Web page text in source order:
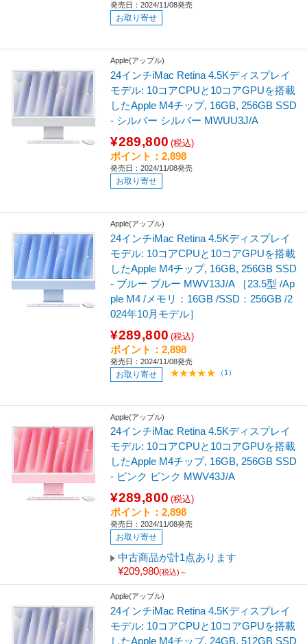
発売日：2024/11/08発売
お取り寄せ
Apple(アップル)
24インチiMac Retina 4.5Kディスプレイ
モデル: 10コアCPUと10コアGPUを搭載
したApple M4チップ, 16GB, 256GB SSD
- シルバー シルバー MWUU3J/A
¥289,800 (税込)
ポイント：2,898
発売日：2024/11/08発売
お取り寄せ
Apple(アップル)
24インチiMac Retina 4.5Kディスプレイ
モデル: 10コアCPUと10コアGPUを搭載
したApple M4チップ, 16GB, 256GB SSD
‐ ブルー ブルー MWV13J/A ［23.5型 /Ap
ple M4 /メモリ：16GB /SSD：256GB /2
024年10月モデル］
¥289,800 (税込)
ポイント：2,898
発売日：2024/11/08発売
お取り寄せ （1）
Apple(アップル)
24インチiMac Retina 4.5Kディスプレイ
モデル: 10コアCPUと10コアGPUを搭載
したApple M4チップ, 16GB, 256GB SSD
- ピンク ピンク MWV43J/A
¥289,800 (税込)
ポイント：2,898
発売日：2024/11/08発売
お取り寄せ
中古商品が計1点あります
¥209,980(税込)～
Apple(アップル)
24インチiMac Retina 4.5Kディスプレイ
モデル: 10コアCPUと10コアGPUを搭載
したApple M4チップ, 24GB, 512GB SSD